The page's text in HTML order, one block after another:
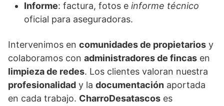
Informe: factura, fotos e informe técnico
oficial para aseguradoras.
Intervenimos en comunidades de propietarios y
colaboramos con administradores de fincas en
limpieza de redes. Los clientes valoran nuestra
profesionalidad y la documentación aportada
en cada trabajo. CharroDesatascos es